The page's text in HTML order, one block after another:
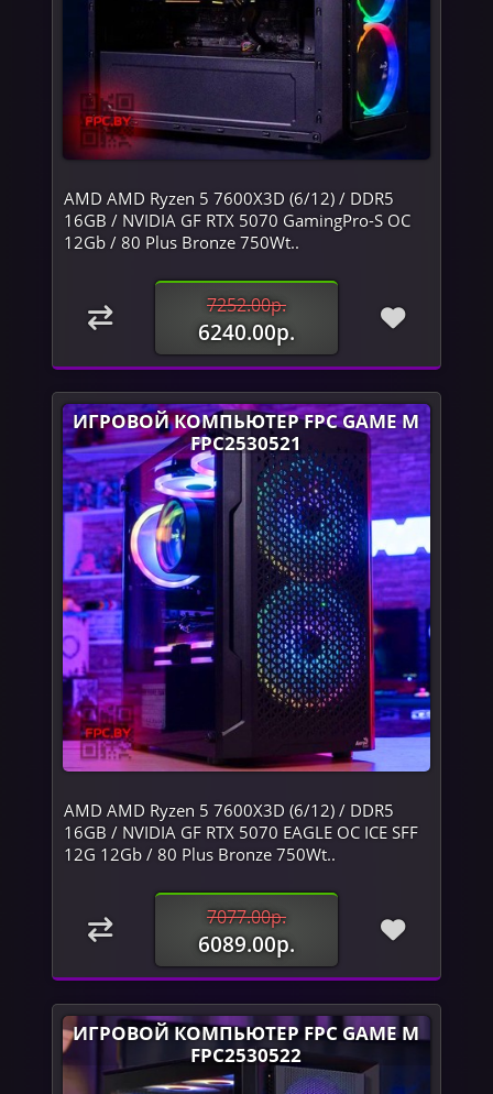
AMD AMD Ryzen 5 7600X3D (6/12) / DDR5
16GB / NVIDIA GF RTX 5070 GamingPro-S OC
12Gb / 80 Plus Bronze 750Wt..
7252.00р.
6240.00р.
ИГРОВОЙ КОМПЬЮТЕР FPC GAME M
FPC2530521
AMD AMD Ryzen 5 7600X3D (6/12) / DDR5
16GB / NVIDIA GF RTX 5070 EAGLE OC ICE SFF
12G 12Gb / 80 Plus Bronze 750Wt..
7077.00р.
6089.00р.
ИГРОВОЙ КОМПЬЮТЕР FPC GAME M
FPC2530522